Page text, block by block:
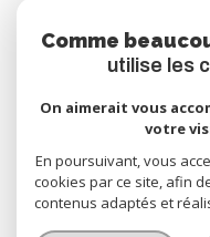
Comme
utilise les
On aimerait vous
votre
En poursuivant, vous
cookies par ce site, afin
contenus adaptés et